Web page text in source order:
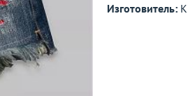
Изготовитель: